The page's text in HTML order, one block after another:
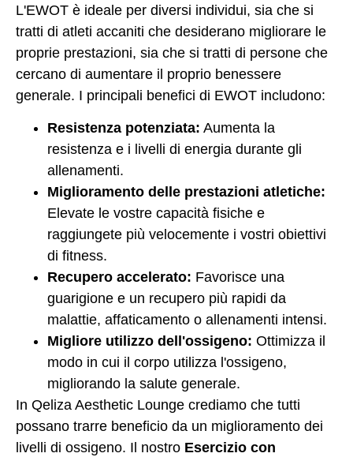
L'EWOT è ideale per diversi individui, sia che si
tratti di atleti accaniti che desiderano migliorare le
proprie prestazioni, sia che si tratti di persone che
cercano di aumentare il proprio benessere
generale. I principali benefici di EWOT includono:
Resistenza potenziata: Aumenta la
resistenza e i livelli di energia durante gli
allenamenti.
Miglioramento delle prestazioni atletiche:
Elevate le vostre capacità fisiche e
raggiungete più velocemente i vostri obiettivi
di fitness.
Recupero accelerato: Favorisce una
guarigione e un recupero più rapidi da
malattie, affaticamento o allenamenti intensi.
Migliore utilizzo dell'ossigeno: Ottimizza il
modo in cui il corpo utilizza l'ossigeno,
migliorando la salute generale.
In Qeliza Aesthetic Lounge crediamo che tutti
possano trarre beneficio da un miglioramento dei
livelli di ossigeno. Il nostro Esercizio con